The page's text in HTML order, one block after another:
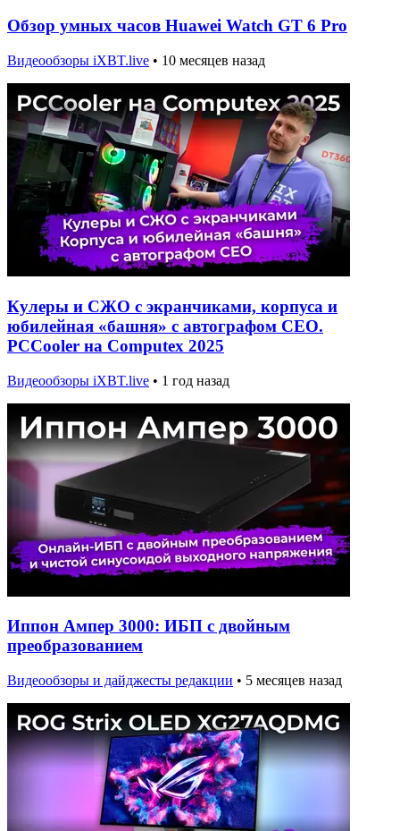
Обзор умных часов Huawei Watch GT 6 Pro
Видеообзоры iXBT.live • 10 месяцев назад
Кулеры и СЖО с экранчиками, корпуса и
юбилейная «башня» с автографом CEO.
PCCooler на Computex 2025
Видеообзоры iXBT.live • 1 год назад
Иппон Ампер 3000: ИБП с двойным
преобразованием
Видеообзоры и дайджесты редакции • 5 месяцев назад